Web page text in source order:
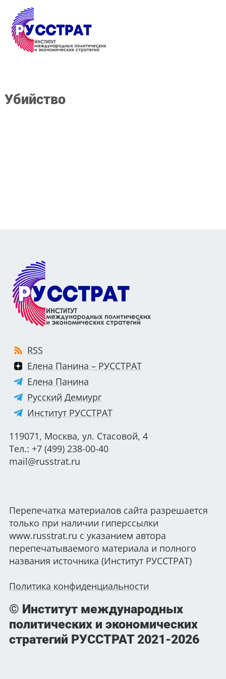
Перейти к основному содержанию
убийство
RSS
Елена Панина – РУССТРАТ
Елена Панина
Русский Демиург
Институт РУССТРАТ
119071, Москва, ул. Стасовой, 4
Тел.: +7 (499) 238-00-40
mail@russtrat.ru
Перепечатка материалов сайта разрешается
только при наличии гиперссылки
www.russtrat.ru с указанием автора
перепечатываемого материала и полного
названия источника (Институт РУССТРАТ)
Политика конфиденциальности
© Институт международных
политических и экономических
стратегий РУССТРАТ2021-2026